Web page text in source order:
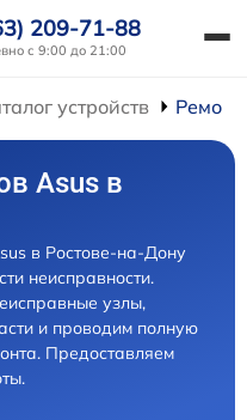
209-71-88
с 9:00 до 21:00
устройств
Asus в
в Ростове-на-Дону
неисправности.
узлы,
и проводим полную
Предоставляем